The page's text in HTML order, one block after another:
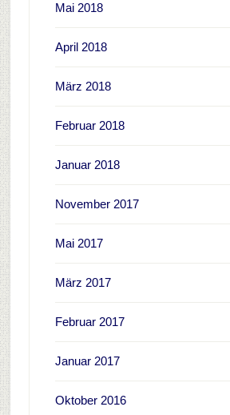
Mai 2018
April 2018
März 2018
Februar 2018
Januar 2018
November 2017
Mai 2017
März 2017
Februar 2017
Januar 2017
Oktober 2016